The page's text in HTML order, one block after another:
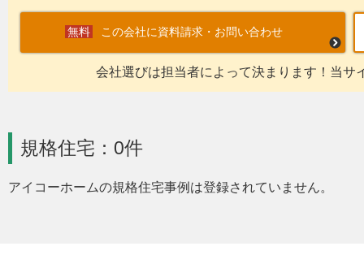
この会社に資料請求・お問い合わせ
会社選びは担当者によって決まります！当サ
規格住宅：0件
アイコーホームの規格住宅事例は登録されていません。